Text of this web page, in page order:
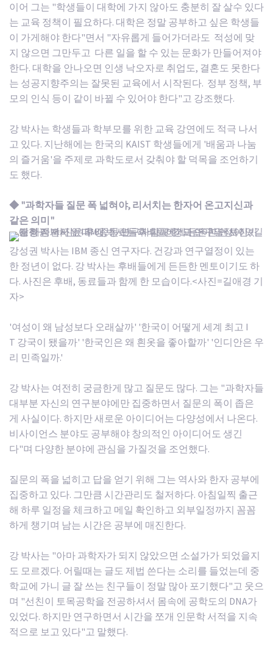
이어 그는 "학생들이 대학에 가지 않아도 충분히 잘 살수 있다
는 교육 정책이 필요하다. 대학은 정말 공부하고 싶은 학생들
이 가게해야 한다"면서 "자유롭게 들어가더라도 적성에 맞
지 않으면 그만두고 다른 일을 할 수 있는 문화가 만들어져야
한다. 대학을 안나오면 인생 낙오자로 취업도, 결혼도 못한다
는 성공지향주의는 잘못된 교육에서 시작된다. 정부 정책, 부
모의 인식 등이 같이 바뀔 수 있어야 한다"고 강조했다.
강 박사는 학생들과 학부모를 위한 교육 강연에도 적극 나서
고 있다. 지난해에는 한국의 KAIST 학생들에게 '배움과 나눔
의 즐거움'을 주제로 과학도로서 갖춰야 할 덕목을 조언하기
도 했다.
◆ "과학자들 질문 폭 넓혀야, 리서치는 한자어 온고지신과
같은 의미"
강성권 박사는 IBM 종신 연구자다. 건강과 연구열정이 있는
한 정년이 없다. 강 박사는 후배들에게 든든한 멘토이기도 하
다. 사진은 후배, 동료들과 함께 한 모습이다.<사진=길애경 기
자>
'여성이 왜 남성보다 오래살까' '한국이 어떻게 세계 최고 I
T 강국이 됐을까' '한국인은 왜 흰옷을 좋아할까' '인디안은 우
리 민족일까.'
강 박사는 여전히 궁금한게 많고 질문도 많다. 그는 "과학자들
대부분 자신의 연구분야에만 집중하면서 질문의 폭이 좁은
게 사실이다. 하지만 새로운 아이디어는 다양성에서 나온다.
비사이언스 분야도 공부해야 창의적인 아이디어도 생긴
다"며 다양한 분야에 관심을 가질것을 조언했다.
질문의 폭을 넓히고 답을 얻기 위해 그는 역사와 한자 공부에
집중하고 있다. 그만큼 시간관리도 철저하다. 아침일찍 출근
해 하루 일정을 체크하고 메일 확인하고 외부일정까지 꼼꼼
하게 챙기며 남는 시간은 공부에 매진한다.
강 박사는 "아마 과학자가 되지 않았으면 소설가가 되었을지
도 모르겠다. 어릴때는 글도 제법 쓴다는 소리를 들었는데 중
학교에 가니 글 잘 쓰는 친구들이 정말 많아 포기했다"고 웃으
며 "선친이 토목공학을 전공하셔서 몸속에 공학도의 DNA가
있었다. 하지만 연구하면서 시간을 쪼개 인문학 서적을 지속
적으로 보고 있다"고 말했다.